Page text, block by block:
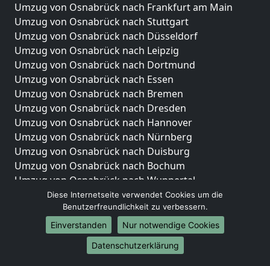
Umzug von Osnabrück nach Frankfurt am Main
Umzug von Osnabrück nach Stuttgart
Umzug von Osnabrück nach Düsseldorf
Umzug von Osnabrück nach Leipzig
Umzug von Osnabrück nach Dortmund
Umzug von Osnabrück nach Essen
Umzug von Osnabrück nach Bremen
Umzug von Osnabrück nach Dresden
Umzug von Osnabrück nach Hannover
Umzug von Osnabrück nach Nürnberg
Umzug von Osnabrück nach Duisburg
Umzug von Osnabrück nach Bochum
Umzug von Osnabrück nach Wuppertal
Umzug von Osnabrück nach Bielefeld
Umzug von Osnabrück nach Bonn
Umzug von Osnabrück nach Münster
Internationale-Umzüge
Diese Internetseite verwendet Cookies um die
Benutzerfreundlichkeit zu verbessern.
Einverstanden
Nur notwendige Cookies
Datenschutzerklärung